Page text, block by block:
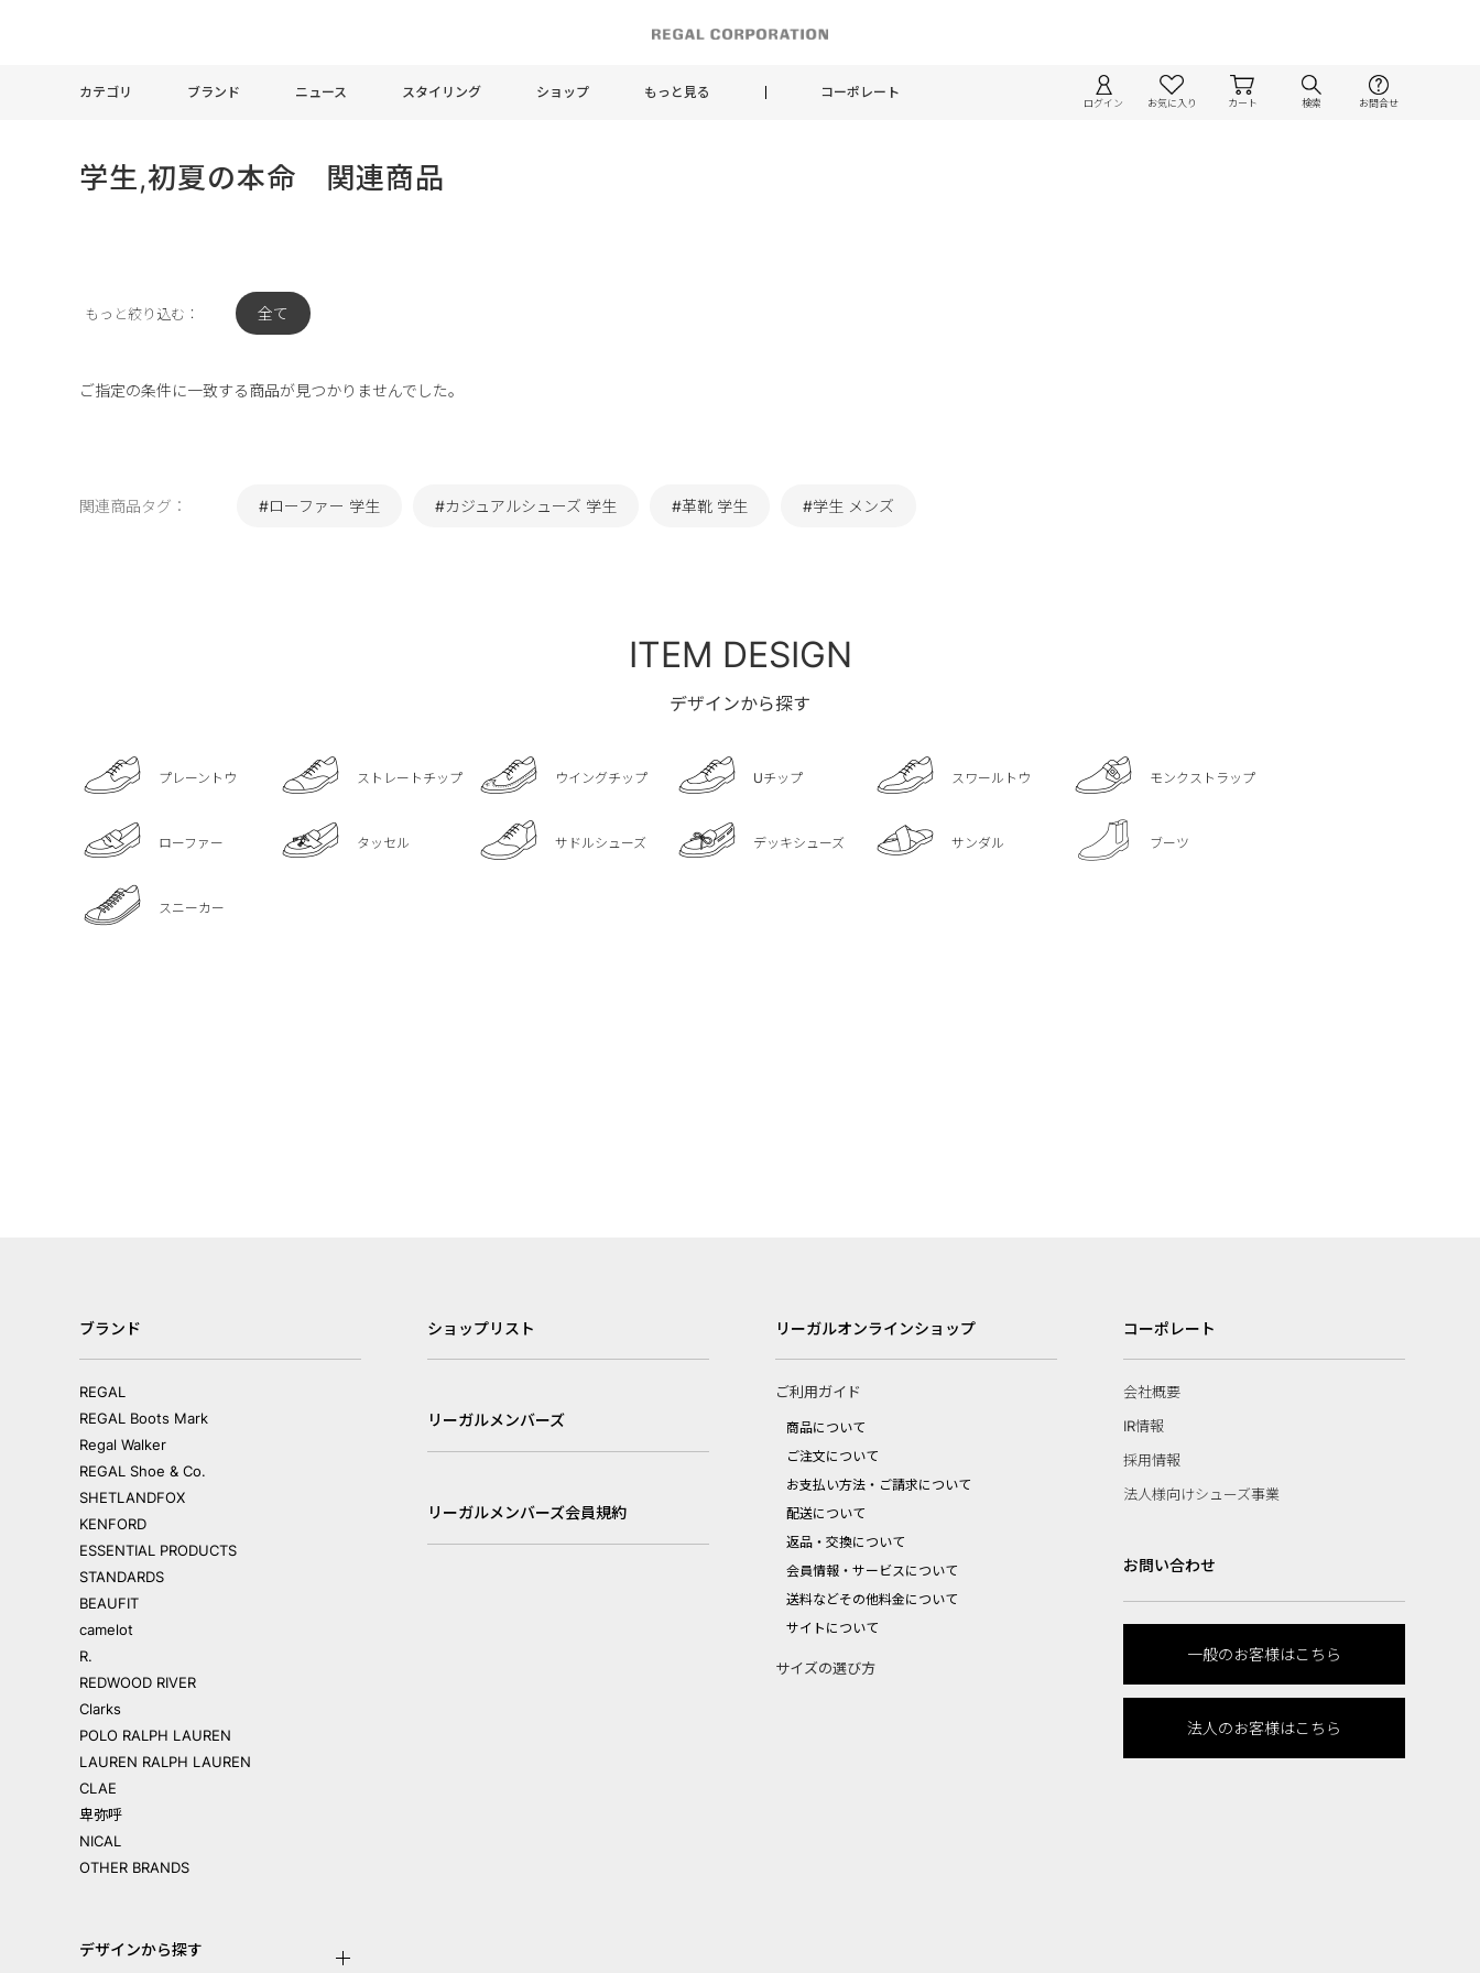
カテゴリ ブランド ニュース スタイリング ショップ もっと見る コーポレート
ログイン お気に入り カート 検索 お問合せ
学生,初夏の本命 関連商品
もっと絞り込む： 全て
ご指定の条件に一致する商品が見つかりませんでした。
関連商品タグ： #ローファー 学生 #カジュアルシューズ 学生 #革靴 学生 #学生 メンズ
ITEM DESIGN
デザインから探す
プレーントウ ストレートチップ ウイングチップ Uチップ スワールトウ モンクストラップ
ローファー タッセル サドルシューズ デッキシューズ サンダル ブーツ
スニーカー
ブランド
REGAL
REGAL Boots Mark
Regal Walker
REGAL Shoe & Co.
SHETLANDFOX
KENFORD
ESSENTIAL PRODUCTS
STANDARDS
BEAUFIT
camelot
R.
REDWOOD RIVER
Clarks
POLO RALPH LAUREN
LAUREN RALPH LAUREN
CLAE
卑弥呼
NICAL
OTHER BRANDS
デザインから探す
ショップリスト
リーガルメンバーズ
リーガルメンバーズ会員規約
リーガルオンラインショップ
ご利用ガイド
商品について
ご注文について
お支払い方法・ご請求について
配送について
返品・交換について
会員情報・サービスについて
送料などその他料金について
サイトについて
サイズの選び方
コーポレート
会社概要
IR情報
採用情報
法人様向けシューズ事業
お問い合わせ
一般のお客様はこちら
法人のお客様はこちら